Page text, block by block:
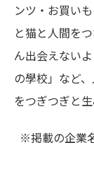
ンツ・お買い
と猫と人間を
ん出会えない
の學校」など
をつぎつぎと生
※掲載の企業